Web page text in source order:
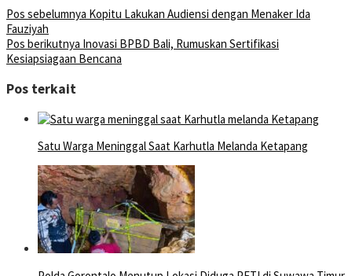
Pos sebelumnya Kopitu Lakukan Audiensi dengan Menaker Ida
Fauziyah
Pos berikutnya Inovasi BPBD Bali, Rumuskan Sertifikasi
Kesiapsiagaan Bencana
Pos terkait
Satu Warga Meninggal Saat Karhutla Melanda Ketapang